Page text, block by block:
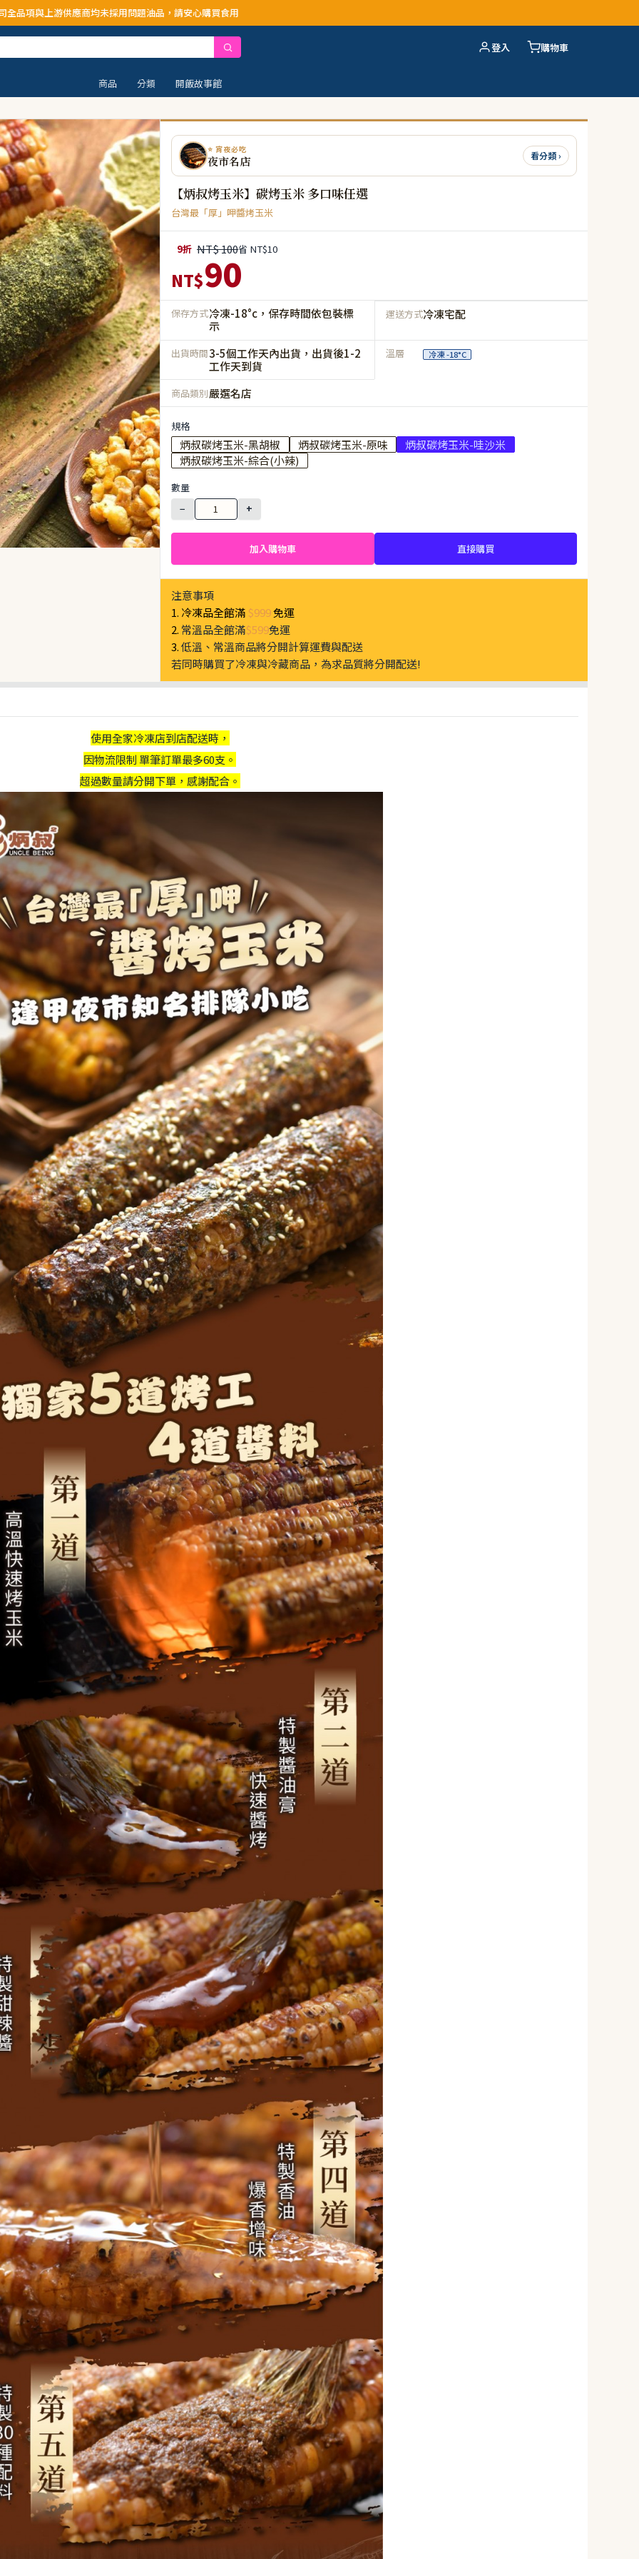
用問題油品，請安心購買食用
登入 購物車
商品 分類 開飯故事館
⭐ 宵夜必吃
夜市名店 看分類 ›
【炳叔烤玉米】碳烤玉米 多口味任選
台灣最「厚」呷醬烤玉米
9折 NT$ 100省 NT$10
NT$90
保存方式冷凍-18°c，保存時間依包裝標
示
運送方式冷凍宅配
出貨時間3-5個工作天內出貨，出貨後1-2
工作天到貨
溫層 冷凍 -18°C
商品類別嚴選名店
規格
炳叔碳烤玉米-黑胡椒 炳叔碳烤玉米-原味
炳叔碳烤玉米-哇沙米
炳叔碳烤玉米-綜合(小辣)
數量
−
+
加入購物車 直接購買
注意事項
1. 冷凍品全館滿 $999免運
2. 常溫品全館滿$599免運
3.低溫、常溫商品將分開計算運費與配送
若同時購買了冷凍與冷藏商品，為求品質將分開配送!
使用全家冷凍店到店配送時，
因物流限制 單筆訂單最多60支。
超過數量請分開下單，感謝配合。